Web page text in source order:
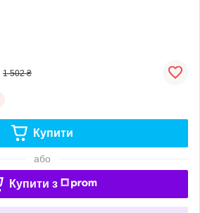
1 502 ₴
Купити
або
Купити з